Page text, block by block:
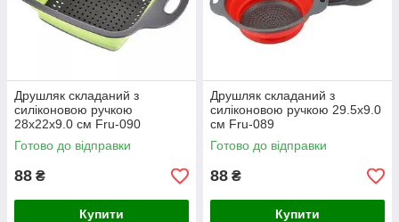
Друшляк складаний з
силіконовою ручкою
28x22x9.0 см Fru-090
Готово до відправки
88 ₴
Купити
Друшляк складаний з
силіконовою ручкою 29.5x9.0
см Fru-089
Готово до відправки
88 ₴
Купити